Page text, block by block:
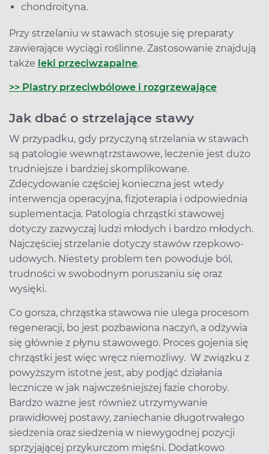
chondroityna.
Przy strzelaniu w stawach stosuje się preparaty
zawierające wyciągi roślinne. Zastosowanie znajdują
także leki przeciwzapalne.
>> Plastry przeciwbólowe i rozgrzewające
Jak dbać o strzelające stawy
W przypadku, gdy przyczyną strzelania w stawach
są patologie wewnątrzstawowe, leczenie jest dużo
trudniejsze i bardziej skomplikowane.
Zdecydowanie częściej konieczna jest wtedy
interwencja operacyjna, fizjoterapia i odpowiednia
suplementacja. Patologia chrząstki stawowej
dotyczy zazwyczaj ludzi młodych i bardzo młodych.
Najczęściej strzelanie dotyczy stawów rzepkowo-
udowych. Niestety problem ten powoduje ból,
trudności w swobodnym poruszaniu się oraz
wysięki.
Co gorsza, chrząstka stawowa nie ulega procesom
regeneracji, bo jest pozbawiona naczyń, a odżywia
się głównie z płynu stawowego. Proces gojenia się
chrząstki jest więc wręcz niemożliwy. W związku z
powyższym istotne jest, aby podjąć działania
lecznicze w jak najwcześniejszej fazie choroby.
Bardzo ważne jest również utrzymywanie
prawidłowej postawy, zaniechanie długotrwałego
siedzenia oraz siedzenia w niewygodnej pozycji
sprzyjającej przykurczom mięśni. Dodatkowo